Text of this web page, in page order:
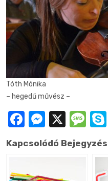
Tóth Mónika
– hegedű művész –
Facebook
X
Kapcsolódó